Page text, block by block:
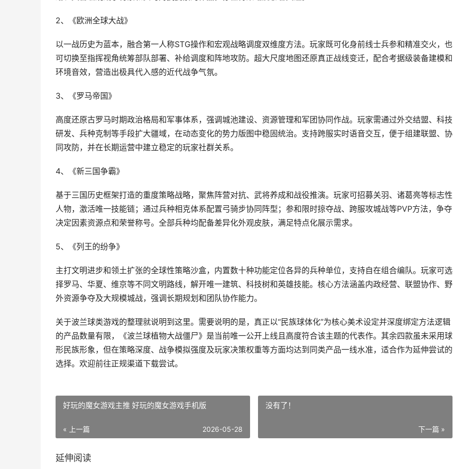
2、《欧洲全球大战》
以一战历史为蓝本，融合第一人称STG操作和宏观战略调度双维度方法。玩家既可化身前线士兵参和精准交火，也
可切换至指挥视角统筹部队部署、补给调度和阵地攻防。超大尺度地图还原真正战线变迁，配合考据级装备建模和
环境音效，营造出极具代入感的近代战争气氛。
3、《罗马帝国》
高度还原古罗马时期政治格局和军事体系，强调城池建设、资源管理和军团协同作战。玩家需通过外交结盟、科技
研发、兵种克制等手段扩大疆域，在动态变化的势力版图中稳固统治。支持跨服实时语音交互，便于组建联盟、协
同攻防，并在长期运营中建立稳定的玩家社群关系。
4、《新三国争霸》
基于三国历史框架打造的重度策略战略，聚焦阵营对抗、武将养成和战役推演。玩家可招募关羽、诸葛亮等标志性
人物，激活唯一技能链；通过兵种相克体系配置弓骑步协同阵型；参和限时掠夺战、跨服攻城战等PVP方法，争夺
决定因素资源点和荣誉称号。全部兵种均配备差异化外观皮肤，满足特点化展示需求。
5、《列王的纷争》
主打文明进步和领土扩张的全球性策略沙盒，内置数十种功能定位各异的兵种单位，支持自在组合编队。玩家可选
择罗马、华夏、维京等不同文明路线，解开唯一建筑、科技树和英雄技能。核心方法涵盖内政经营、联盟协作、野
外资源争夺及大规模城战，强调长期规划和团队协作能力。
关于波兰球类游戏的整理就说明到这里。需要说明的是，真正以“民族球体化”为核心美术设定并深度绑定方法逻辑
的产品数量有限，《波兰球植物大战僵尸》是当前唯一公开上线且高度符合该主题的代表作。其余四款虽未采用球
形民族形象，但在策略深度、战争模拟强度及玩家决策权重等方面均达到同类产品一线水准，适合作为延伸尝试的
选择。欢迎前往正规渠道下载尝试。
好玩的魔女游戏主推 好玩的魔女游戏手机版
« 上一篇 2026-05-28
没有了！
下一篇 »
延伸阅读